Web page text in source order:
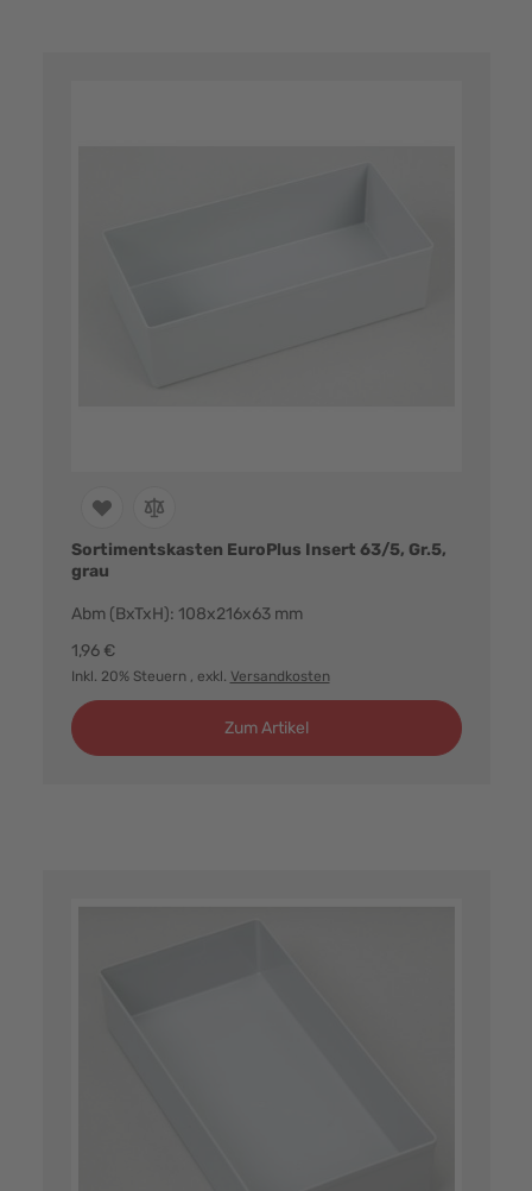
Sortimentskasten EuroPlus Insert 63/5, Gr.5,
grau
Abm (BxTxH): 108x216x63 mm
1,96 €
Inkl. 20% Steuern , exkl. Versandkosten
Zum Artikel